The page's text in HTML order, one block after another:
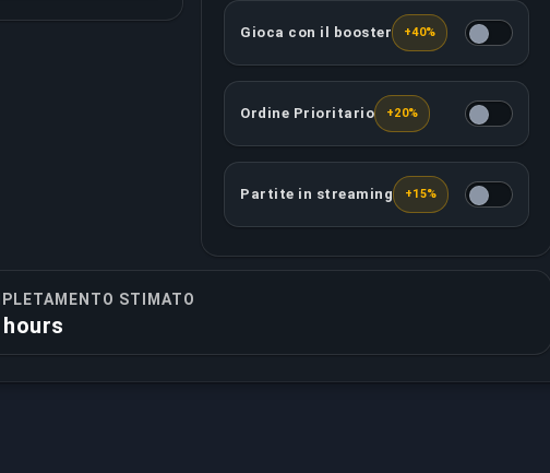
Il booster assegnato giocherà con
Gioca con il booster +40%
Questa opzione garantisce che il
Ordine Prioritario +20%
Il booster assegnato registrerà/
Partite in streaming +15%
STIMATO